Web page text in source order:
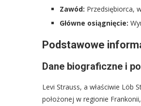
Zawód: Przedsiębiorca,
Główne osiągnięcie:
Podstawowe
Dane biograficzne i
Levi Strauss, a właściwie Löb
położonej w regionie